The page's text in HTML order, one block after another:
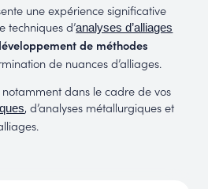
une expérience significative
techniques d’analyses d’alliages
de méthodes
de nuances d’alliages.
dans le cadre de vos
, d’analyses métallurgiques et